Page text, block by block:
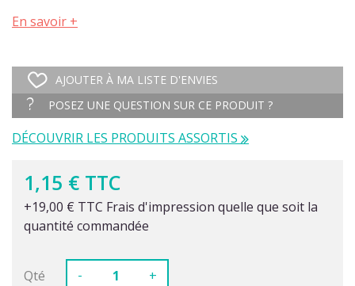
En savoir +
AJOUTER À MA LISTE D'ENVIES
POSEZ UNE QUESTION SUR CE PRODUIT ?
DÉCOUVRIR LES PRODUITS ASSORTIS
1,15 € TTC
+19,00 € TTC Frais d'impression quelle que soit la
quantité commandée
Qté - +